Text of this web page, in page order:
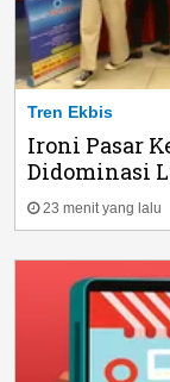
Tren Ekbis
Ironi Pasar
Didominasi
23 menit yang lalu